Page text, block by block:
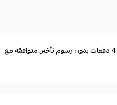
4دفعات بدون رسوم تأخير، متوافقة مع